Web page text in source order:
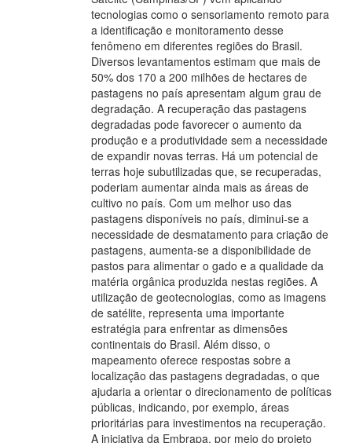
tecnologias como o sensoriamento remoto para
a identificação e monitoramento desse
fenômeno em diferentes regiões do Brasil.
Diversos levantamentos estimam que mais de
50% dos 170 a 200 milhões de hectares de
pastagens no país apresentam algum grau de
degradação. A recuperação das pastagens
degradadas pode favorecer o aumento da
produção e a produtividade sem a necessidade
de expandir novas terras. Há um potencial de
terras hoje subutilizadas que, se recuperadas,
poderiam aumentar ainda mais as áreas de
cultivo no país. Com um melhor uso das
pastagens disponíveis no país, diminui-se a
necessidade de desmatamento para criação de
pastagens, aumenta-se a disponibilidade de
pastos para alimentar o gado e a qualidade da
matéria orgânica produzida nestas regiões. A
utilização de geotecnologias, como as imagens
de satélite, representa uma importante
estratégia para enfrentar as dimensões
continentais do Brasil. Além disso, o
mapeamento oferece respostas sobre a
localização das pastagens degradadas, o que
ajudaria a orientar o direcionamento de políticas
públicas, indicando, por exemplo, áreas
prioritárias para investimentos na recuperação.
A iniciativa da Embrapa, por meio do projeto